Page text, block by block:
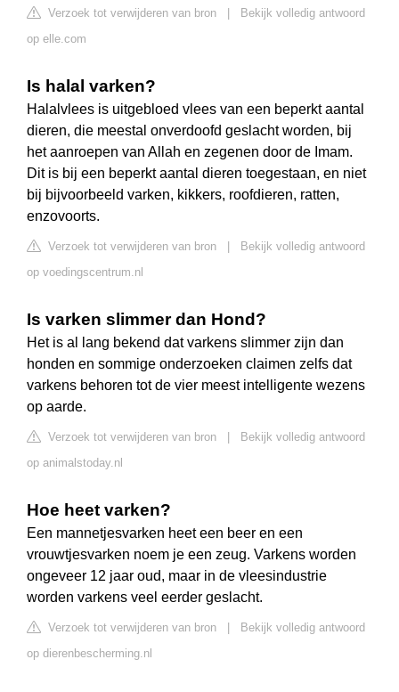
Verzoek tot verwijderen van bron
Bekijk volledig antwoord
op elle.com
Is halal varken?
Halalvlees is uitgebloed vlees van een beperkt aantal
dieren, die meestal onverdoofd geslacht worden, bij
het aanroepen van Allah en zegenen door de Imam.
Dit is bij een beperkt aantal dieren toegestaan, en niet
bij bijvoorbeeld varken, kikkers, roofdieren, ratten,
enzovoorts.
Verzoek tot verwijderen van bron
Bekijk volledig antwoord
op voedingscentrum.nl
Is varken slimmer dan Hond?
Het is al lang bekend dat varkens slimmer zijn dan
honden en sommige onderzoeken claimen zelfs dat
varkens behoren tot de vier meest intelligente wezens
op aarde.
Verzoek tot verwijderen van bron
Bekijk volledig antwoord
op animalstoday.nl
Hoe heet varken?
Een mannetjesvarken heet een beer en een
vrouwtjesvarken noem je een zeug. Varkens worden
ongeveer 12 jaar oud, maar in de vleesindustrie
worden varkens veel eerder geslacht.
Verzoek tot verwijderen van bron
Bekijk volledig antwoord
op dierenbescherming.nl